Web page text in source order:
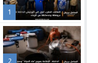
1
2